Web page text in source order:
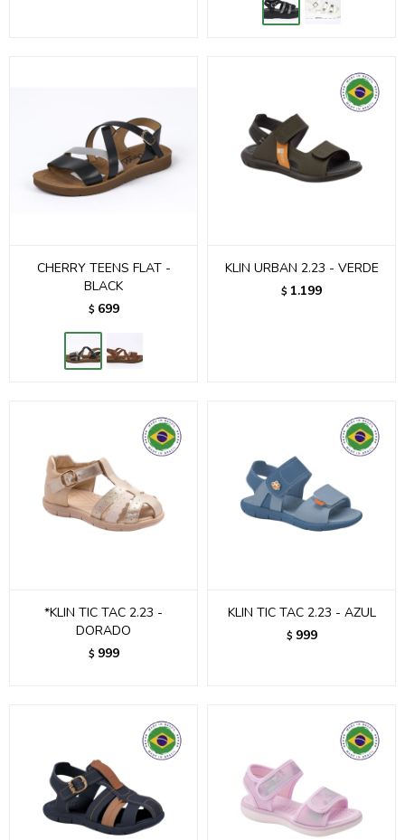
CHERRY TEENS FLAT -
BLACK
$ 699
KLIN URBAN 2.23 - VERDE
$ 1.199
*KLIN TIC TAC 2.23 -
DORADO
$ 999
KLIN TIC TAC 2.23 - AZUL
$ 999